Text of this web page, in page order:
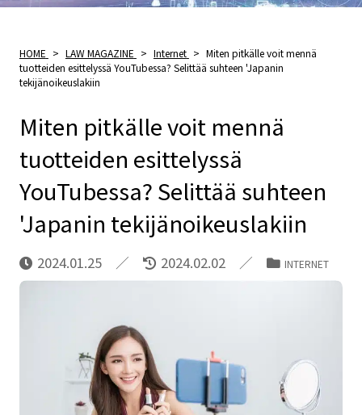
HOME > LAW MAGAZINE > Internet > Miten pitkälle voit mennä
tuotteiden esittelyssä YouTubessa? Selittää suhteen 'Japanin
tekijänoikeuslakiin
Miten pitkälle voit mennä
tuotteiden esittelyssä
YouTubessa? Selittää suhteen
'Japanin tekijänoikeuslakiin
2024.01.25 2024.02.02 INTERNET